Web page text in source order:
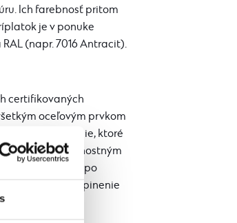
Ich farebnosť pritom
je v ponuke
(napr. 7016 Antracit).
certifikovaných
oceľovým prvkom
pozinkovanie, ktoré
proti poveternostným
prístrešok si ani po
Prípadné ušpinenie
čističa.